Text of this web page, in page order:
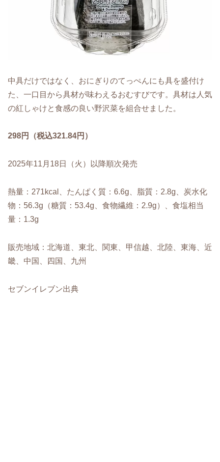
中具だけではなく、おにぎりのてっぺんにも具を盛付け
た、一口目から具材が味わえるおむすびです。具材は人気
の紅しゃけと食感の良い野沢菜を組合せました。
298円（税込321.84円）
2025年11月18日（火）以降順次発売
熱量：271kcal、たんぱく質：6.6g、脂質：2.8g、炭水化
物：56.3g（糖質：53.4g、食物繊維：2.9g）、食塩相当
量：1.3g
販売地域：北海道、東北、関東、甲信越、北陸、東海、近
畿、中国、四国、九州
セブンイレブン出典